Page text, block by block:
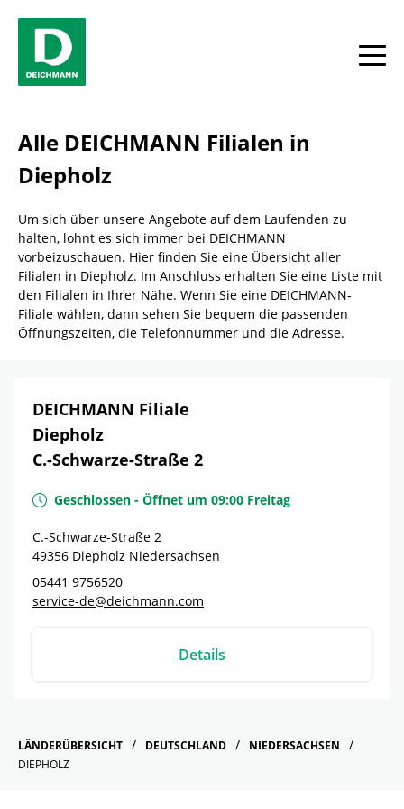
Alle
Alle DEICHMANN Filialen in
Diepholz
Um sich über unsere Angebote auf dem Laufenden zu
halten, lohnt es sich immer bei DEICHMANN
vorbeizuschauen. Hier finden Sie eine Übersicht aller
Filialen in Diepholz. Im Anschluss erhalten Sie eine Liste mit
den Filialen in Ihrer Nähe. Wenn Sie eine DEICHMANN-
Filiale wählen, dann sehen Sie bequem die passenden
Öffnungszeiten, die Telefonnummer und die Adresse.
DEICHMANN Filiale
Diepholz
C.-Schwarze-Straße 2
Geschlossen - Öffnet um 09:00 Freitag
C.-Schwarze-Straße 2
49356 Diepholz Niedersachsen
05441 9756520
service-de@deichmann.com
Details
LÄNDERÜBERSICHT DEUTSCHLAND
NIEDERSACHSEN
DIEPHOLZ